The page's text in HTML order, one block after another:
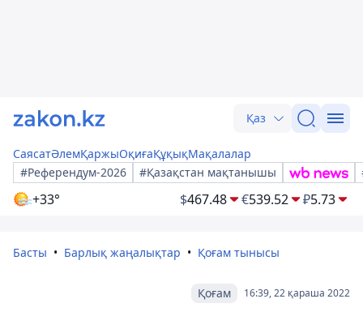
Қаз
СаясатӘлемҚаржыОқиғаҚұқықМақалалар
#Референдум-2026
#Қазақстан мақтанышы
+33° $467.48 €539.52 ₽5.73
Басты Барлық жаңалықтар Қоғам тынысы
16:39, 22 қараша 2022
Қоғам